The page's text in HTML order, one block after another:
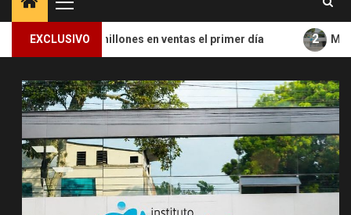
Menú
principal
EXCLUSIVO
en ventas el primer día 2 Más de 1.000 pacientes